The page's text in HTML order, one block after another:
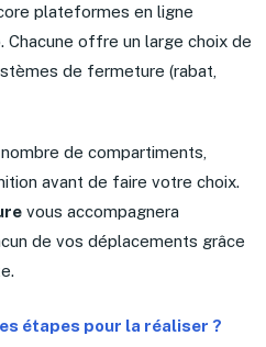
plateformes en ligne
. Chacune offre un large choix de
de fermeture (rabat,
de compartiments,
avant de faire votre choix.
vous accompagnera
de vos déplacements grâce
étapes pour la réaliser ?